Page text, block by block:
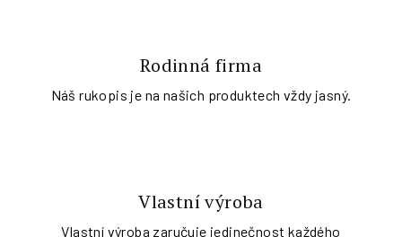
Rodinná firma
Náš rukopis je na našich produktech vždy jasný.
Vlastní výroba
Vlastní výroba zaručuje jedinečnost každého